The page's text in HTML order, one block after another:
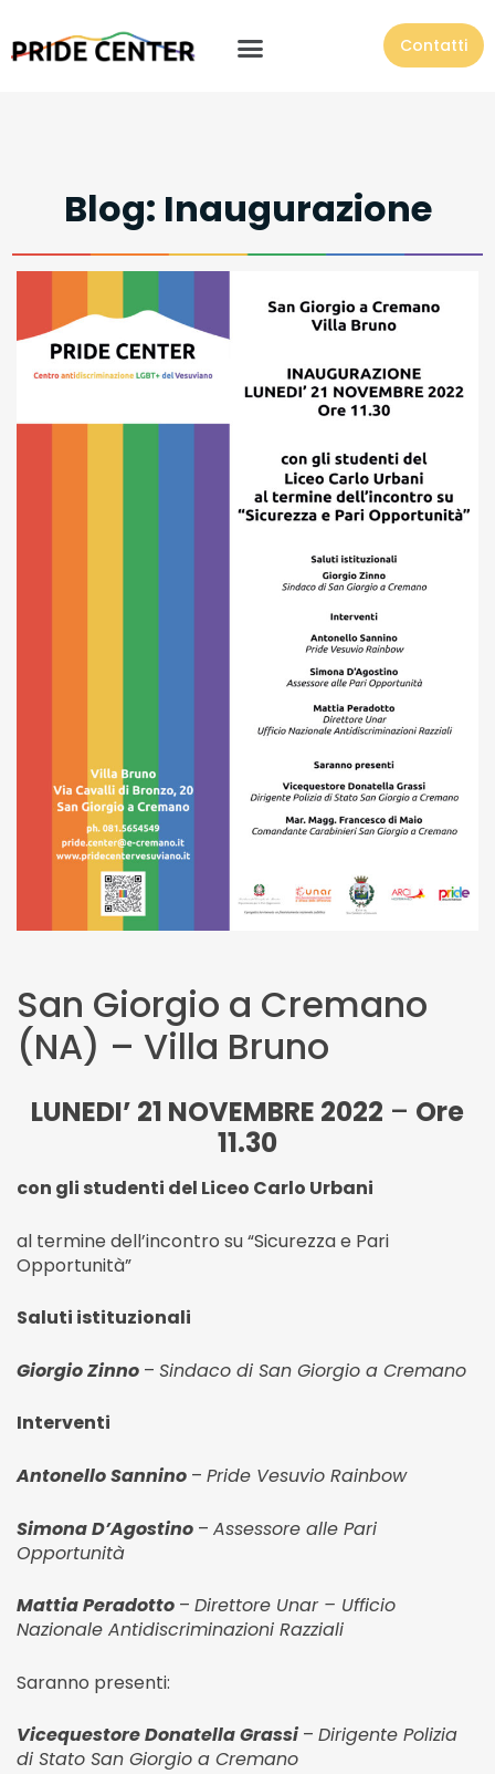
Contatti
Blog: Inaugurazione
San Giorgio a Cremano
(NA) – Villa Bruno
LUNEDI’ 21 NOVEMBRE 2022 – Ore
11.30
con gli studenti del Liceo Carlo Urbani
al termine dell’incontro su “Sicurezza e Pari
Opportunità”
Saluti istituzionali
Giorgio Zinno – Sindaco di San Giorgio a Cremano
Interventi
Antonello Sannino – Pride Vesuvio Rainbow
Simona D’Agostino – Assessore alle Pari
Opportunità
Mattia Peradotto – Direttore Unar – Ufficio
Nazionale Antidiscriminazioni Razziali
Saranno presenti:
Vicequestore Donatella Grassi– Dirigente Polizia
di Stato San Giorgio a Cremano